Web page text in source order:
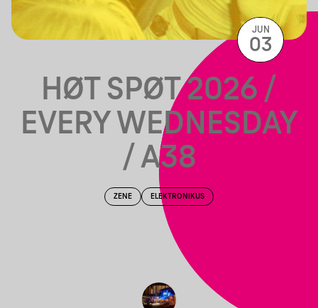
HØT SPØT 2026 /
EVERY WEDNESDAY
/ A38
ZENE ELEKTRONIKUS
JUN
03